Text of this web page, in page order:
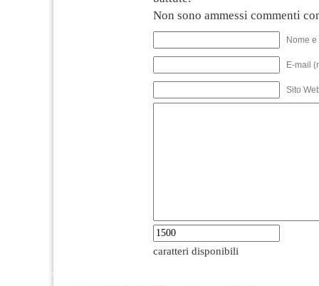
Non sono ammessi commenti
Nome
E-mail
Sito
caratteri disponibili